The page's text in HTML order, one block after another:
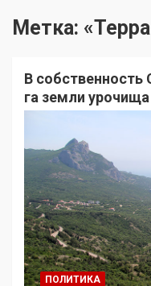
Метка:
В собственность
га земли
ПОЛИТИКА